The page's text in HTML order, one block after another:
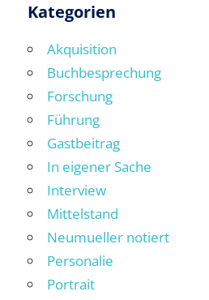
Kategorien
Akquisition
Buchbesprechung
Forschung
Führung
Gastbeitrag
In eigener Sache
Interview
Mittelstand
Neumueller notiert
Personalie
Portrait